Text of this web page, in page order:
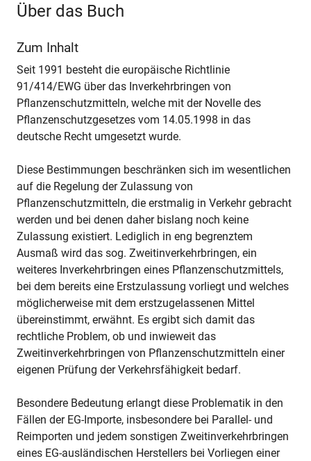
Über das Buch
Zum Inhalt
Seit 1991 besteht die europäische Richtlinie
91/414/EWG über das Inverkehrbringen von
Pflanzenschutzmitteln, welche mit der Novelle des
Pflanzenschutzgesetzes vom 14.05.1998 in das
deutsche Recht umgesetzt wurde.
Diese Bestimmungen beschränken sich im wesentlichen
auf die Regelung der Zulassung von
Pflanzenschutzmitteln, die erstmalig in Verkehr gebracht
werden und bei denen daher bislang noch keine
Zulassung existiert. Lediglich in eng begrenztem
Ausmaß wird das sog. Zweitinverkehrbringen, ein
weiteres Inverkehrbringen eines Pflanzenschutzmittels,
bei dem bereits eine Erstzulassung vorliegt und welches
möglicherweise mit dem erstzugelassenen Mittel
übereinstimmt, erwähnt. Es ergibt sich damit das
rechtliche Problem, ob und inwieweit das
Zweitinverkehrbringen von Pflanzenschutzmitteln einer
eigenen Prüfung der Verkehrsfähigkeit bedarf.
Besondere Bedeutung erlangt diese Problematik in den
Fällen der EG-Importe, insbesondere bei Parallel- und
Reimporten und jedem sonstigen Zweitinverkehrbringen
eines EG-ausländischen Herstellers bei Vorliegen einer